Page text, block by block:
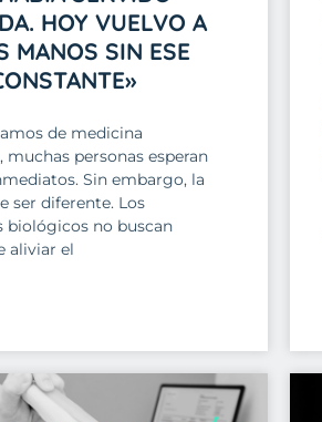
HOY VUELVO A
MANOS SIN ESE
de medicina
muchas personas esperan
Sin embargo, la
ser diferente. Los
biológicos no buscan
aliviar el